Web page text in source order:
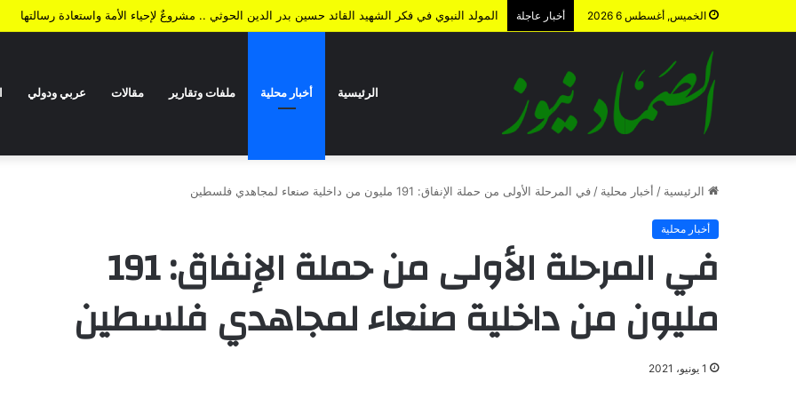
الخميس, أغسطس 6 2026 أخبار عاجلة المولد النبوي في فكر الشهيد القائد حسين بدر الدين الحوثي .. مشروعٌ لإحياء الأمة واستعادة رسالتها
الرئيسية أخبار محلية ملفات وتقارير مقالات عربي ودولي
الرئيسية / أخبار محلية / في المرحلة الأولى من حملة الإنفاق: 191 مليون من داخلية صنعاء لمجاهدي فلسطين
أخبار محلية
في المرحلة الأولى من حملة الإنفاق: 191
مليون من داخلية صنعاء لمجاهدي فلسطين
1 يونيو، 2021